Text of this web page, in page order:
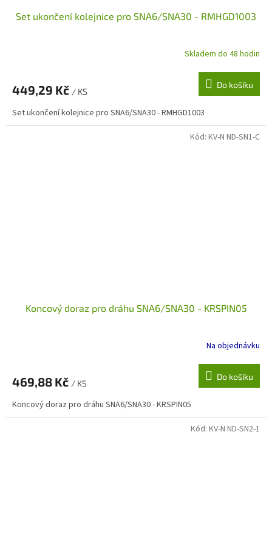
Set ukončení kolejnice pro SNA6/SNA30 - RMHGD1003
Skladem do 48 hodin
449,29 Kč / KS
Do košíku
Set ukončení kolejnice pro SNA6/SNA30 - RMHGD1003
Koncový doraz pro dráhu SNA6/SNA30 - KRSPIN05
Na objednávku
469,88 Kč / KS
Do košíku
Koncový doraz pro dráhu SNA6/SNA30 - KRSPIN05
Kód: KV-N ND-SN1-C
Kód: KV-N ND-SN2-1